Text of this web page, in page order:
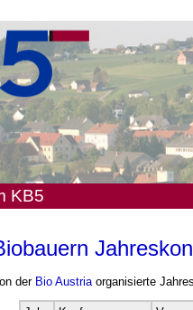
KB5
der Bio Austriaorganisierte